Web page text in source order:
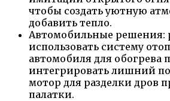
чтобы создать уютную
добавить тепло.
Автомобильные решения:
использовать систему
автомобиля для обогрева
интегрировать лишний
мотор для разделки дров
палатки.